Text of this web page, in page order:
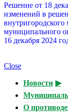
Решение от 18
изменений в
муниципального
16 декабря 2024
Close
Новости
О